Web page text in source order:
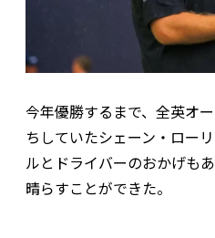
今年優勝するまで、全英オ
ちしていたシェーン・ロー
ルとドライバーのおかげも
晴らすことができた。